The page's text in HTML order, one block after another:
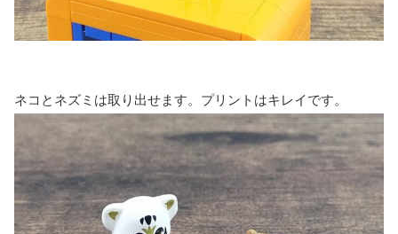
ネコとネズミは取り出せます。プリントはキレイです。